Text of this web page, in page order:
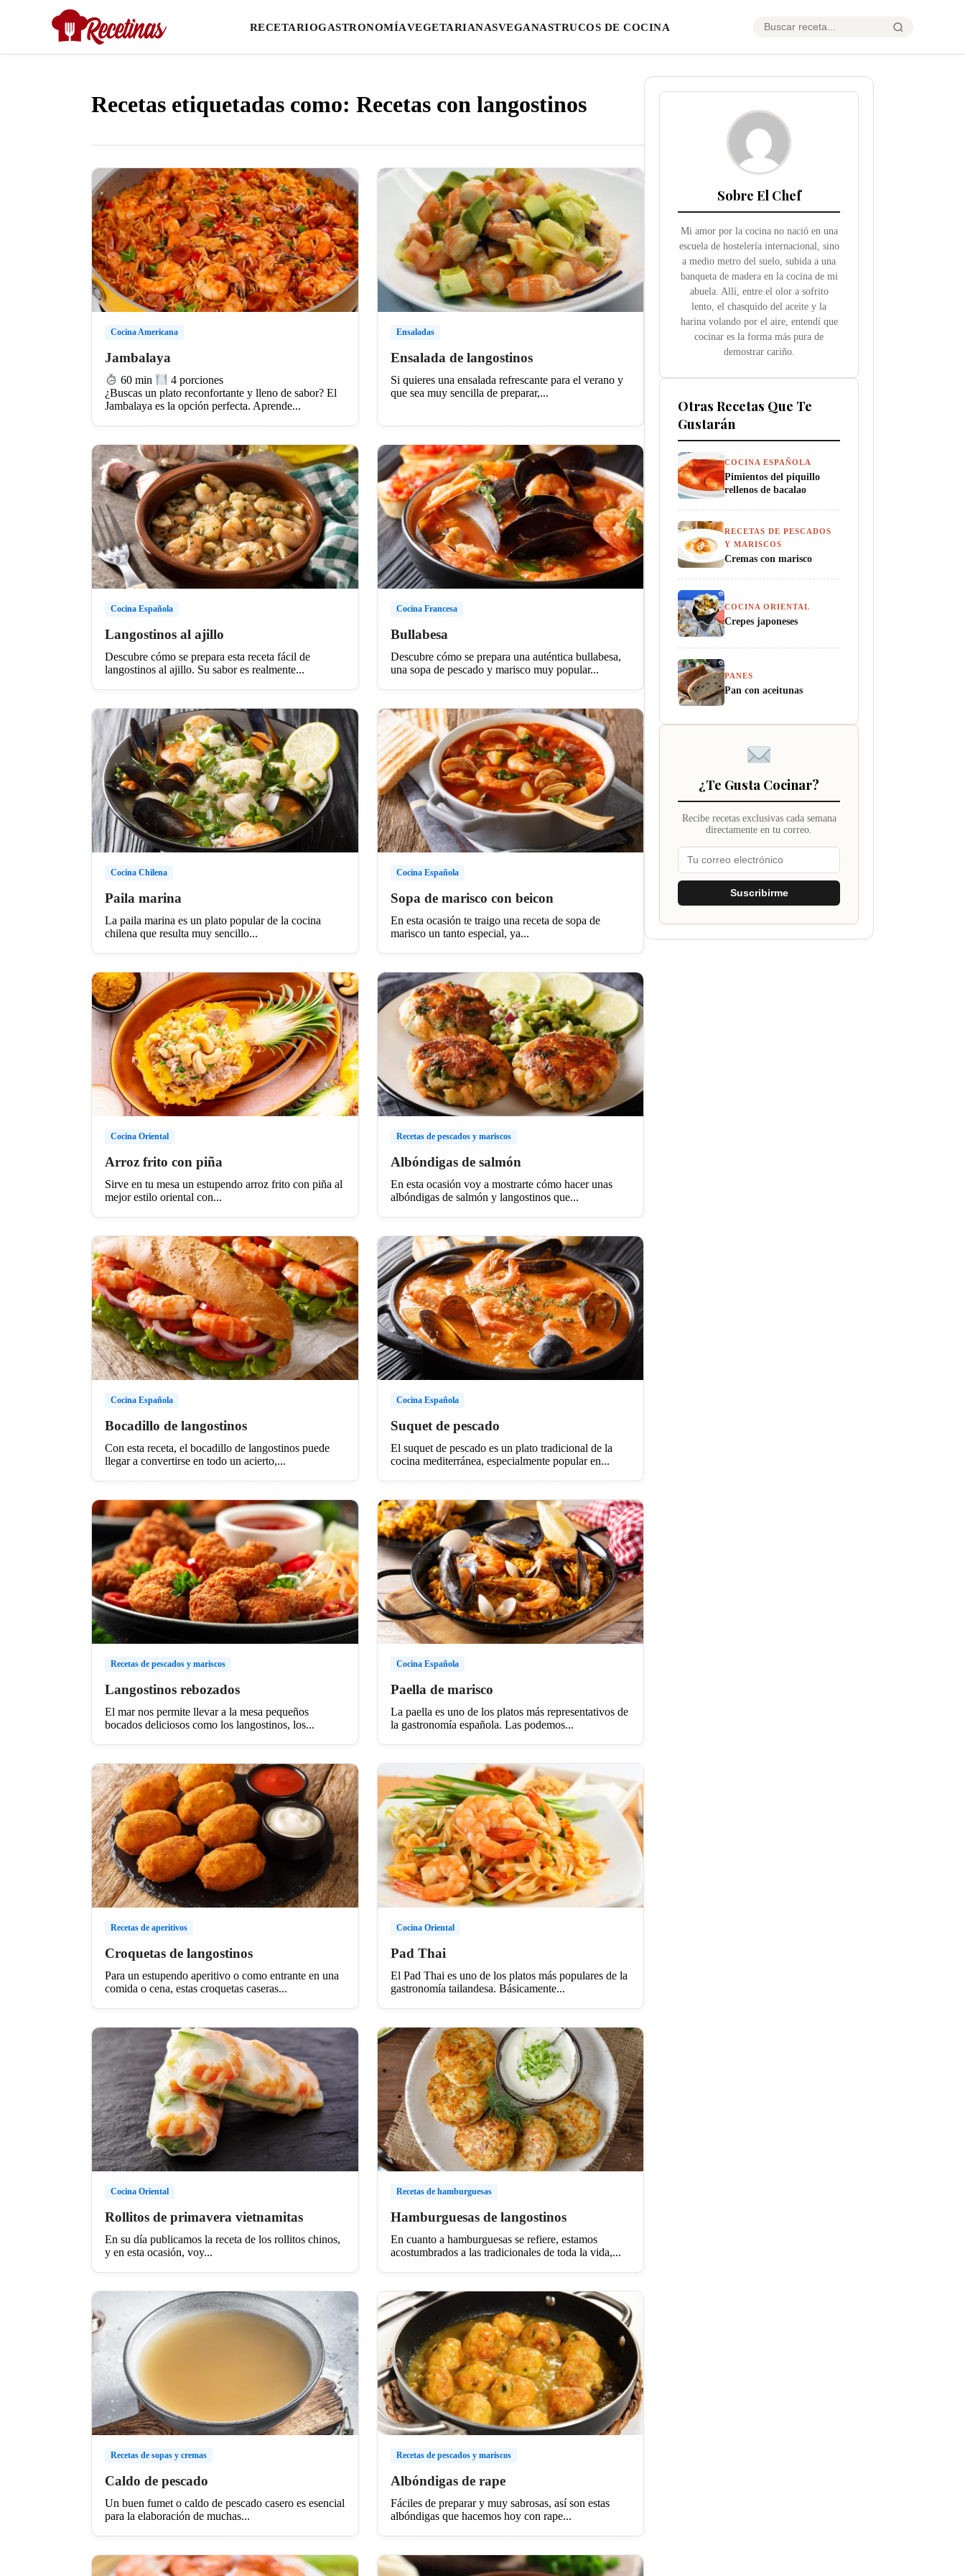
RECETARIOGASTRONOMÍAVEGETARIANASVEGANASTRUCOS DE COCINA
Recetas etiquetadas como: Recetas con langostinos
Cocina Americana
Jambalaya
60 min
4 porciones
¿Buscas un plato reconfortante y lleno de sabor? El
Jambalaya es la opción perfecta. Aprende...
Ensaladas
Ensalada de langostinos
Si quieres una ensalada refrescante para el verano y
que sea muy sencilla de preparar,...
Cocina Española
Langostinos al ajillo
Descubre cómo se prepara esta receta fácil de
langostinos al ajillo. Su sabor es realmente...
Cocina Francesa
Bullabesa
Descubre cómo se prepara una auténtica bullabesa,
una sopa de pescado y marisco muy popular...
Cocina Chilena
Paila marina
La paila marina es un plato popular de la cocina
chilena que resulta muy sencillo...
Cocina Española
Sopa de marisco con beicon
En esta ocasión te traigo una receta de sopa de
marisco un tanto especial, ya...
Cocina Oriental
Arroz frito con piña
Sirve en tu mesa un estupendo arroz frito con piña al
mejor estilo oriental con...
Recetas de pescados y mariscos
Albóndigas de salmón
En esta ocasión voy a mostrarte cómo hacer unas
albóndigas de salmón y langostinos que...
Cocina Española
Bocadillo de langostinos
Con esta receta, el bocadillo de langostinos puede
llegar a convertirse en todo un acierto,...
Cocina Española
Suquet de pescado
El suquet de pescado es un plato tradicional de la
cocina mediterránea, especialmente popular en...
Recetas de pescados y mariscos
Langostinos rebozados
El mar nos permite llevar a la mesa pequeños
bocados deliciosos como los langostinos, los...
Cocina Española
Paella de marisco
La paella es uno de los platos más representativos de
la gastronomía española. Las podemos...
Recetas de aperitivos
Croquetas de langostinos
Para un estupendo aperitivo o como entrante en una
comida o cena, estas croquetas caseras...
Cocina Oriental
Pad Thai
El Pad Thai es uno de los platos más populares de la
gastronomía tailandesa. Básicamente...
Cocina Oriental
Rollitos de primavera vietnamitas
En su día publicamos la receta de los rollitos chinos,
y en esta ocasión, voy...
Recetas de hamburguesas
Hamburguesas de langostinos
En cuanto a hamburguesas se refiere, estamos
acostumbrados a las tradicionales de toda la vida,...
Recetas de sopas y cremas
Caldo de pescado
Un buen fumet o caldo de pescado casero es esencial
para la elaboración de muchas...
Recetas de pescados y mariscos
Albóndigas de rape
Fáciles de preparar y muy sabrosas, así son estas
albóndigas que hacemos hoy con rape...
Sobre El Chef
Mi amor por la cocina no nació en una
escuela de hostelería internacional, sino
a medio metro del suelo, subida a una
banqueta de madera en la cocina de mi
abuela. Allí, entre el olor a sofrito
lento, el chasquido del aceite y la
harina volando por el aire, entendí que
cocinar es la forma más pura de
demostrar cariño.
Otras Recetas Que Te
Gustarán
COCINA ESPAÑOLA
Pimientos del piquillo
rellenos de bacalao
RECETAS DE PESCADOS
Y MARISCOS
Cremas con marisco
COCINA ORIENTAL
Crepes japoneses
PANES
Pan con aceitunas
¿Te Gusta Cocinar?
Recibe recetas exclusivas cada semana
directamente en tu correo.
Suscribirme